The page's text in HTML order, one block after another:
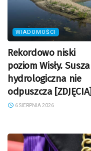
WIADOMOŚCI
Rekordowo niski
poziom Wisły. Susza
hydrologiczna nie
odpuszcza [ZDJĘCIA]
6 SIERPNIA 2026